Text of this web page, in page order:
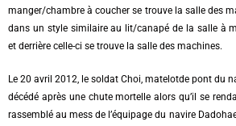
manger/chambre à coucher se trouve la salle des
dans un style similaire au lit/canapé de la salle à
et derrière celle-ci se trouve la salle des machines.
Le 20 avril 2012, le soldat Choi, matelotde pont du
décédé après une chute mortelle alors qu’il se
rassemblé au mess de l’équipage du navire